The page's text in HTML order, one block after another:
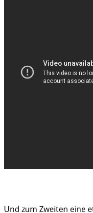
Und zum Zweiten eine